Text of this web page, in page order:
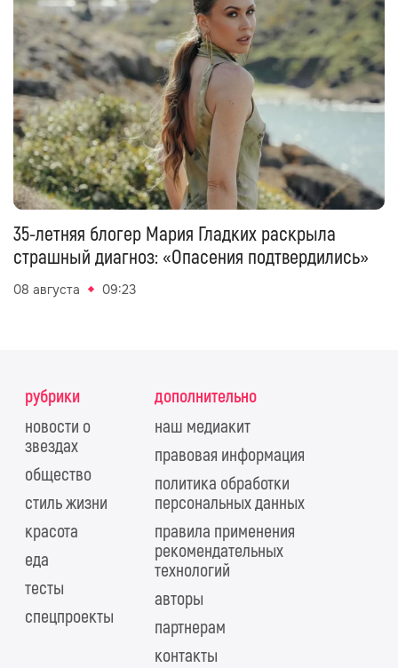
35-летняя блогер Мария Гладких раскрыла
страшный диагноз: «Опасения подтвердились»
08 августа 09:23
рубрики
новости о
звездах
общество
стиль жизни
красота
еда
тесты
спецпроекты
дополнительно
наш медиакит
правовая информация
политика обработки
персональных данных
правила применения
рекомендательных
технологий
авторы
партнерам
контакты